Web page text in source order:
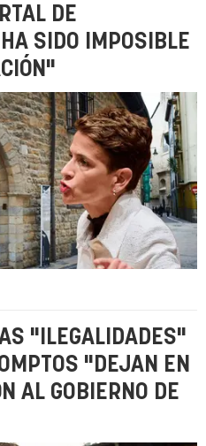
DE
SIDO IMPOSIBLE
"ILEGALIDADES"
"DEJAN EN
AL GOBIERNO DE